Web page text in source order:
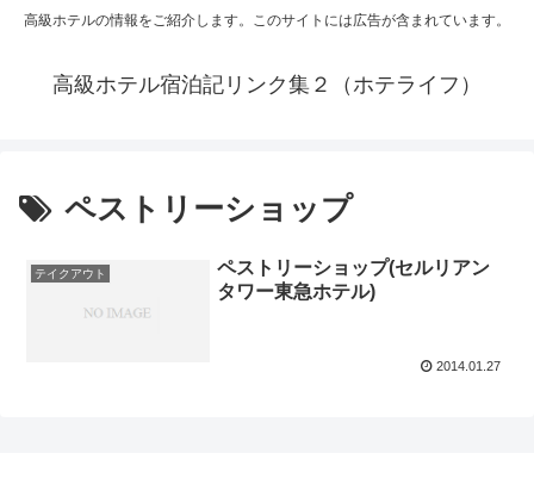
高級ホテルの情報をご紹介します。このサイトには広告が含まれています。
高級ホテル宿泊記リンク集２（ホテライフ）
ペストリーショップ
テイクアウト
ペストリーショップ(セルリアン
タワー東急ホテル)
2014.01.27